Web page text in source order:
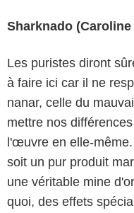
Sharknado
Les puristes diront
à faire ici car il ne
nanar, celle du
mettre nos
l'œuvre en elle-
soit un pur produit
une véritable mine
quoi, des effets